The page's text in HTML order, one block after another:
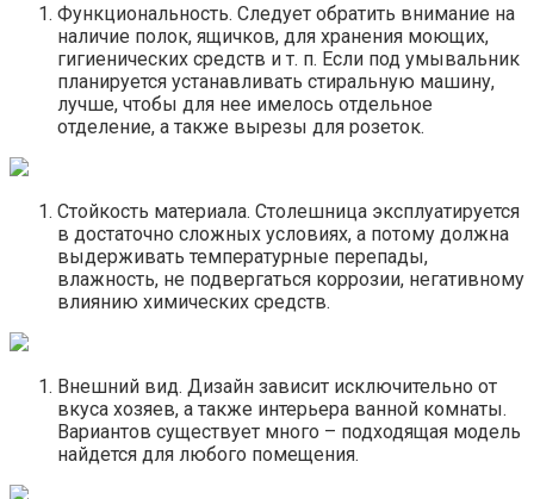
Функциональность. Следует обратить внимание на
наличие полок, ящичков, для хранения моющих,
гигиенических средств и т. п. Если под умывальник
планируется устанавливать стиральную машину,
лучше, чтобы для нее имелось отдельное
отделение, а также вырезы для розеток.
Стойкость материала. Столешница эксплуатируется
в достаточно сложных условиях, а потому должна
выдерживать температурные перепады,
влажность, не подвергаться коррозии, негативному
влиянию химических средств.
Внешний вид. Дизайн зависит исключительно от
вкуса хозяев, а также интерьера ванной комнаты.
Вариантов существует много – подходящая модель
найдется для любого помещения.